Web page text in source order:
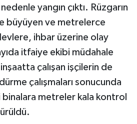
yangın çıktı. Rüzgarın
büyüyen ve metrelerce
ihbar üzerine olay
itfaiye ekibi müdahale
çalışan işçilerin de
çalışmaları sonucunda
metreler kala kontrol